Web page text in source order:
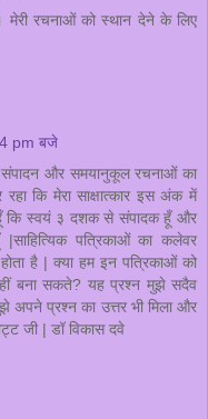
रचनाओं को स्थान देने के लिए
pm बजे
संपादन और समयानुकूल रचनाओं का
कि मेरा साक्षात्कार इस अंक में
कि स्वयं ३ दशक से संपादक हूँ और
पत्रिकाओं का कलेवर
है | क्या हम इन पत्रिकाओं को
बना सकते? यह प्रश्न मुझे सदैव
अपने प्रश्न का उत्तर भी मिला और
जी | डॉ विकास दवे